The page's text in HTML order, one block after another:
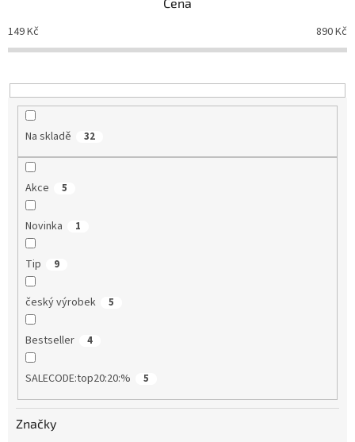
p
r
o
u
Cena
149Kč 890Kč
Na skladě 32
Akce 5
Novinka 1
Tip 9
český výrobek 5
Bestseller 4
SALECODE:top20:20:% 5
Značky